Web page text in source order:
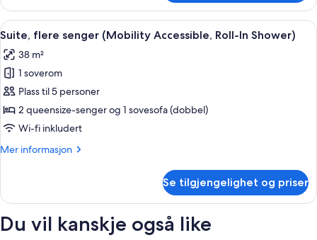
flere
senger
(Hearing
Åpne
alle
bildene
av
Suite,
flere
senger
Accessible,
Shower)
Sengetøy av topp kvalitet,
4
Suite, flere senger (Mobility Accessible, Roll-In Shower)
38 m²
1 soverom
Plass til 5 personer
2 queensize-senger og 1 sovesofa (dobbel)
Wi-fi inkludert
Mer informasjon
Mer
flere
(Mobility
Se tilgjengelighet og priser
Du vil kanskje også like